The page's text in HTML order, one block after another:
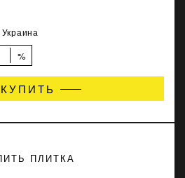
Украина
%
КУПИТЬ
ПЛИТКА